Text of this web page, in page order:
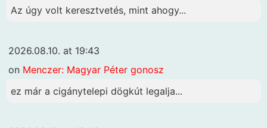
Az úgy volt keresztvetés, mint ahogy...
2026.08.10. at 19:43
on Menczer: Magyar Péter gonosz
ez már a cigánytelepi dögkút legalja...